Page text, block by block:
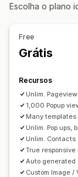
Formulários
Pop-ups
Ferramenta de
Código
Localização
Lista de captura
Acionadores e
Definição de
Marcação com
Escolha o plano
Free
Grátis
Recursos
Unlim.
1,000 Popup
Many templates
Unlim. Pop ups,
Unlim. Contacts
True responsive
Auto generated
Custom Image /